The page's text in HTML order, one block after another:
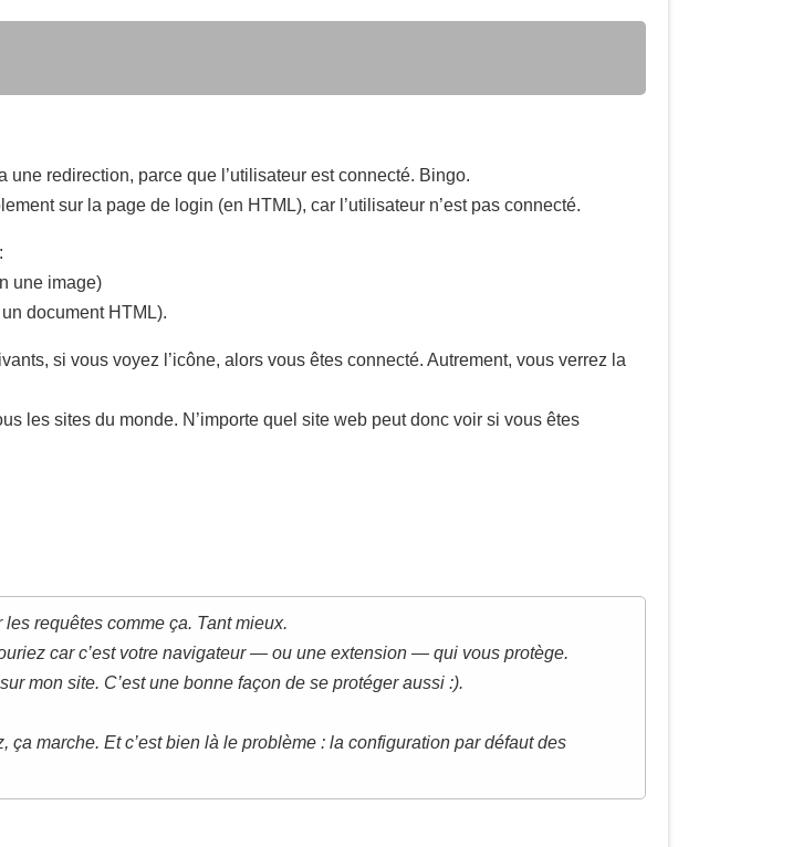
une redirection, parce que l’utilisateur est connecté. Bingo.
sur la page de login (en HTML), car l’utilisateur n’est pas connecté.
une image)
document HTML).
si vous voyez l’icône, alors vous êtes connecté. Autrement, vous verrez la
les sites du monde. N’importe quel site web peut donc voir si vous êtes
requêtes comme ça. Tant mieux.
car c’est votre navigateur — ou une extension — qui vous protège.
mon site. C’est une bonne façon de se protéger aussi :).
marche. Et c’est bien là le problème : la configuration par défaut des